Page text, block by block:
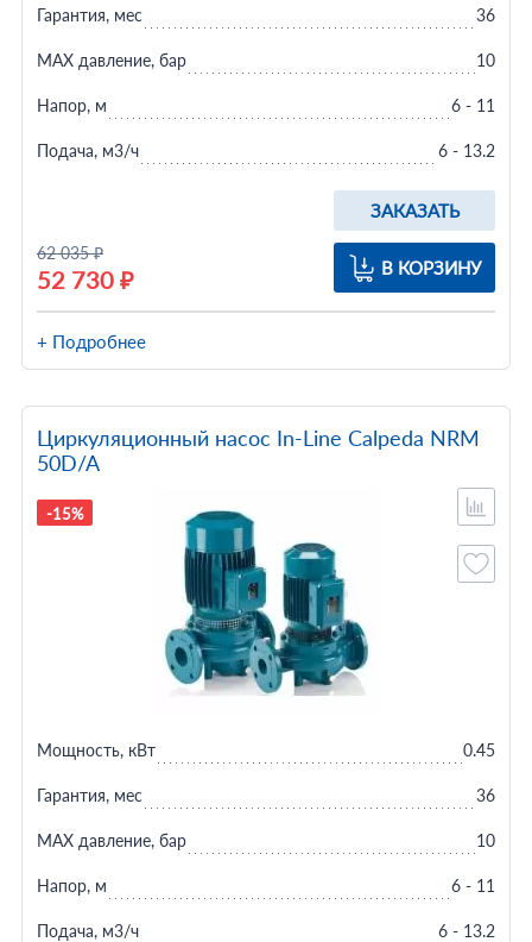
62 035 ₽
52 730 ₽
ЗАКАЗАТЬ
В КОРЗИНУ
Гарантия, мес 36
MAX давление, бар 10
Напор, м 6 - 11
Подача, м3/ч 6 - 13.2
+ Подробнее
Циркуляционный насос In-Line Calpeda NRM
50D/A
-15%
Мощность, кВт 0.45
Гарантия, мес 36
MAX давление, бар 10
Напор, м 6 - 11
Подача, м3/ч 6 - 13.2